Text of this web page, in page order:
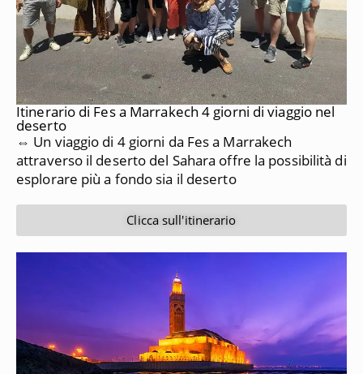
Itinerario di Fes a Marrakech 4 giorni di viaggio nel
deserto
⇔ Un viaggio di 4 giorni da Fes a Marrakech
attraverso il deserto del Sahara offre la possibilità di
esplorare più a fondo sia il deserto
Clicca sull'itinerario